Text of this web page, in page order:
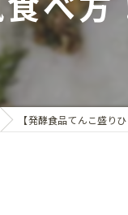
減農薬栽培玄米
【発酵食品てんこ盛り